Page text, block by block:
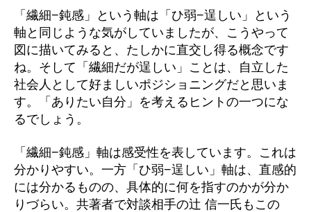
「繊細−鈍感」という軸は「ひ弱−逞しい」という
軸と同じような気がしていましたが、こうやって
図に描いてみると、たしかに直交し得る概念です
ね。そして「繊細だが逞しい」ことは、自立した
社会人として好ましいポジショニングだと思いま
す。「ありたい自分」を考えるヒントの一つにな
るでしょう。
「繊細−鈍感」軸は感受性を表しています。これは
分かりやすい。一方「ひ弱−逞しい」軸は、直感的
には分かるものの、具体的に何を指すのかが分か
りづらい。共著者で対談相手の辻 信一氏もこの